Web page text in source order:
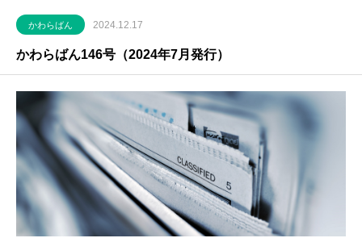
かわらばん 2024.12.17
かわらばん146号（2024年7月発行）